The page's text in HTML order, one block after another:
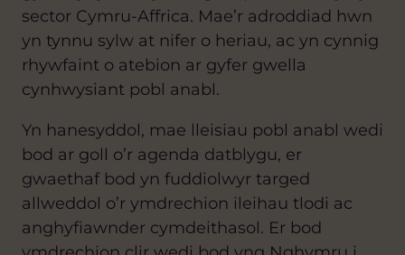
sector Cymru-Affrica. Mae’r adroddiad hwn
yn tynnu sylw at nifer o heriau, ac yn cynnig
rhywfaint o atebion ar gyfer gwella
cynhwysiant pobl anabl.
Yn hanesyddol, mae lleisiau pobl anabl wedi
bod ar goll o’r agenda datblygu, er
gwaethaf bod yn fuddiolwyr targed
allweddol o’r ymdrechion ileihau tlodi ac
anghyfiawnder cymdeithasol. Er bod